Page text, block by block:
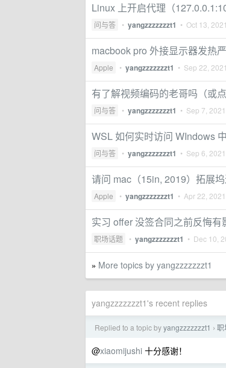
Linux 上开启代理（
问与答 • yangzzzzzzzt1 • Oct 13, 2021
macbook pro 外接显示器发热
Apple • yangzzzzzzzt1 • Sep 22, 2021
有了解视频编码的老哥吗（或点
问与答 • yangzzzzzzzt1 • Sep 7, 2021
WSL 如何实时访问 WIndows
问与答 • yangzzzzzzzt1 • Sep 6, 2021
请问 mac（15in, 2019）拓展
Apple • yangzzzzzzzt1 • Apr 22, 2021
实习 offer 没签合同之前反悔有
职场话题 • yangzzzzzzzt1 • Dec 10,
» More topics by yangzzzzzzzt1
yangzzzzzzzt1's recent replies
Replied to a topic byyangzzzzzzzt1 › 职
@xiaomijushi 十分感谢！